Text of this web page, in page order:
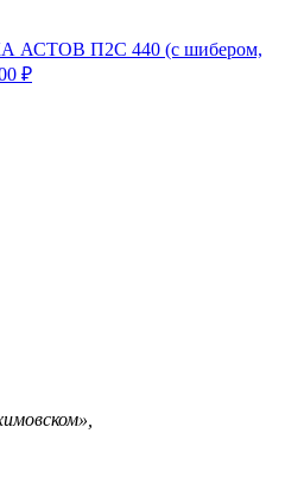
П2С 440 (с шибером,
₽